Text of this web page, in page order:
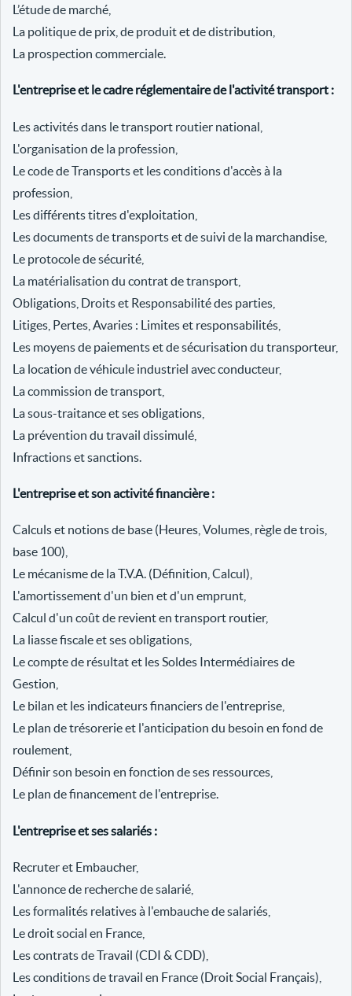
L’étude de marché,
La politique de prix, de produit et de distribution,
La prospection commerciale.
L'entreprise et le cadre réglementaire de l'activité transport :
Les activités dans le transport routier national,
L'organisation de la profession,
Le code de Transports et les conditions d'accès à la
profession,
Les différents titres d'exploitation,
Les documents de transports et de suivi de la marchandise,
Le protocole de sécurité,
La matérialisation du contrat de transport,
Obligations, Droits et Responsabilité des parties,
Litiges, Pertes, Avaries : Limites et responsabilités,
Les moyens de paiements et de sécurisation du transporteur,
La location de véhicule industriel avec conducteur,
La commission de transport,
La sous-traitance et ses obligations,
La prévention du travail dissimulé,
Infractions et sanctions.
L'entreprise et son activité financière :
Calculs et notions de base (Heures, Volumes, règle de trois,
base 100),
Le mécanisme de la T.V.A. (Définition, Calcul),
L'amortissement d'un bien et d'un emprunt,
Calcul d'un coût de revient en transport routier,
La liasse fiscale et ses obligations,
Le compte de résultat et les Soldes Intermédiaires de
Gestion,
Le bilan et les indicateurs financiers de l'entreprise,
Le plan de trésorerie et l'anticipation du besoin en fond de
roulement,
Définir son besoin en fonction de ses ressources,
Le plan de financement de l'entreprise.
L'entreprise et ses salariés :
Recruter et Embaucher,
L'annonce de recherche de salarié,
Les formalités relatives à l'embauche de salariés,
Le droit social en France,
Les contrats de Travail (CDI & CDD),
Les conditions de travail en France (Droit Social Français),